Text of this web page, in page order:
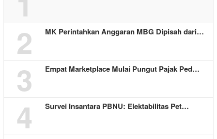
2 MK Perintahkan Anggaran MBG Dipisah dari…
3 Empat Marketplace Mulai Pungut Pajak Ped…
4 Survei Insantara PBNU: Elektabilitas Pet…